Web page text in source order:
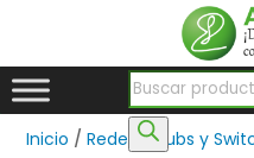
Búsqueda de
Inicio /Redes /Hubs y